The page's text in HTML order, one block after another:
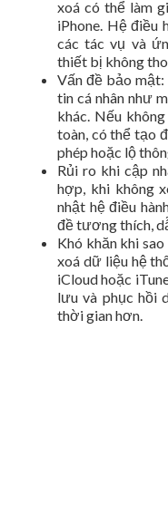
xoá có thể làm
iPhone. Hệ điều
các tác vụ và
thiết bị không
Vấn đề bảo
tin cá nhân như
khác. Nếu
toàn, có thể tạo
phép hoặc lộ
Rủi ro khi cập
hợp, khi không
nhật hệ điều
đề tương thích,
Khó khăn khi
xoá dữ liệu hệ
iCloud hoặc
lưu và phục hồi
thời gian hơn.